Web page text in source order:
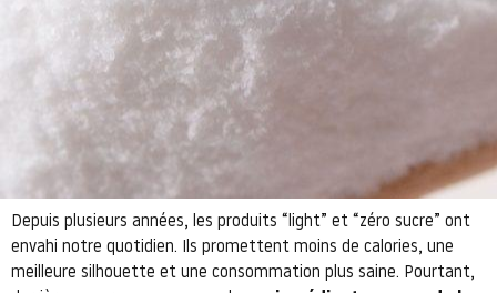
Depuis plusieurs années, les produits “light” et “zéro sucre” ont
envahi notre quotidien. Ils promettent moins de calories, une
meilleure silhouette et une consommation plus saine. Pourtant,